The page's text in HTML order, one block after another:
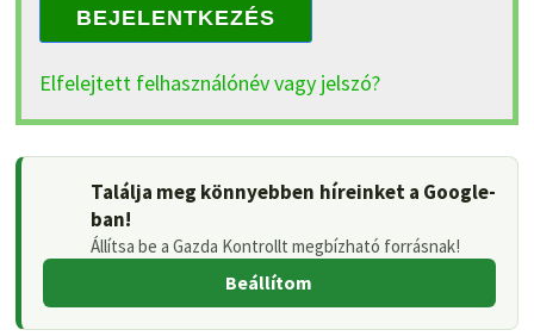
BEJELENTKEZÉS
Elfelejtett felhasználónév vagy jelszó?
Találja meg könnyebben híreinket a Google-
ban!
Állítsa be a Gazda Kontrollt megbízható forrásnak!
Beállítom